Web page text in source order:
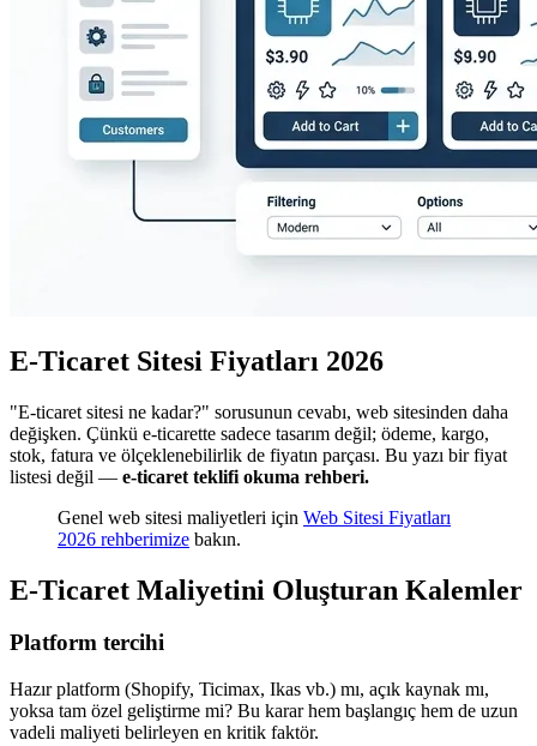
E-Ticaret Sitesi Fiyatları 2026
"E-ticaret sitesi ne kadar?" sorusunun cevabı, web sitesinden daha
değişken. Çünkü e-ticarette sadece tasarım değil; ödeme, kargo,
stok, fatura ve ölçeklenebilirlik de fiyatın parçası. Bu yazı bir fiyat
listesi değil — e-ticaret teklifi okuma rehberi.
Genel web sitesi maliyetleri için Web Sitesi Fiyatları
2026 rehberimize bakın.
E-Ticaret Maliyetini Oluşturan Kalemler
Platform tercihi
Hazır platform (Shopify, Ticimax, Ikas vb.) mı, açık kaynak mı,
yoksa tam özel geliştirme mi? Bu karar hem başlangıç hem de uzun
vadeli maliyeti belirleyen en kritik faktör.